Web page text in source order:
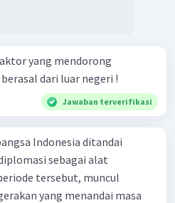
yang mendorong
dari luar negeri !
Jawaban terverifikasi
Indonesia ditandai
sebagai alat
tersebut, muncul
yang menandai masa